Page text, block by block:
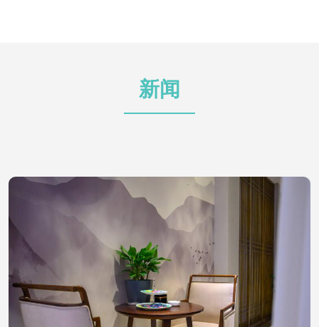
新闻